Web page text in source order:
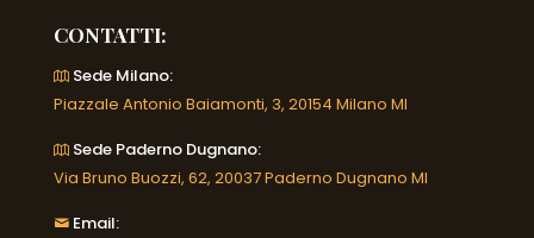
CONTATTI:
Sede Milano:
Piazzale Antonio Baiamonti, 3, 20154 Milano MI
Sede Paderno Dugnano:
Via Bruno Buozzi, 62, 20037 Paderno Dugnano MI
Email: